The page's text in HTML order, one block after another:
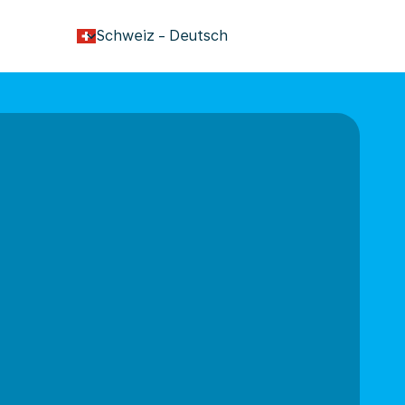
Schweiz - Deutsch
keyboard_arrow_down